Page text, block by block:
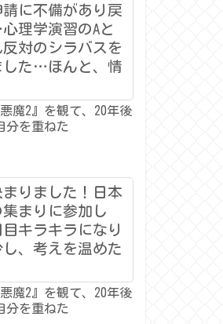
に不備があり戻
理学演習のAと
対のシラバスを
した…ほんと、情
魔2』を観て、20年後
分を重ねた
りました！日本
まりに参加し
キラキラになり
、考えを温めた
魔2』を観て、20年後
分を重ねた